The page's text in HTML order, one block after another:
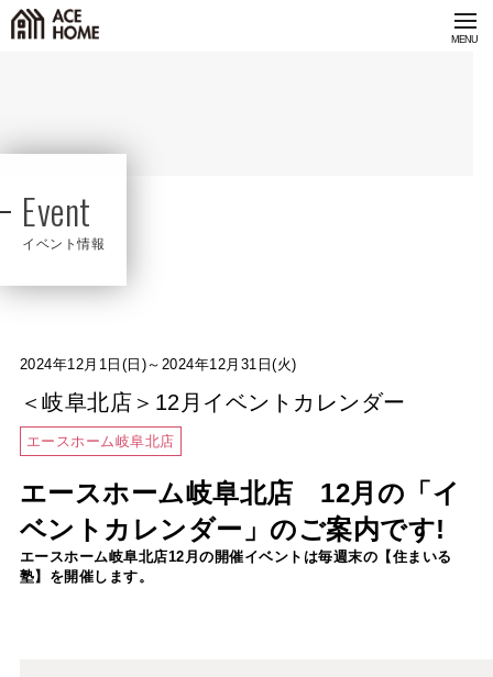
Event
イベント情報
2024年12月1日(日)～2024年12月31日(火)
＜岐阜北店＞12月イベントカレンダー
エースホーム岐阜北店
エースホーム岐阜北店 12月の「イ
ベントカレンダー」のご案内です!
エースホーム岐阜北店12月の開催イベントは毎週末の【住まいる
塾】を開催します。